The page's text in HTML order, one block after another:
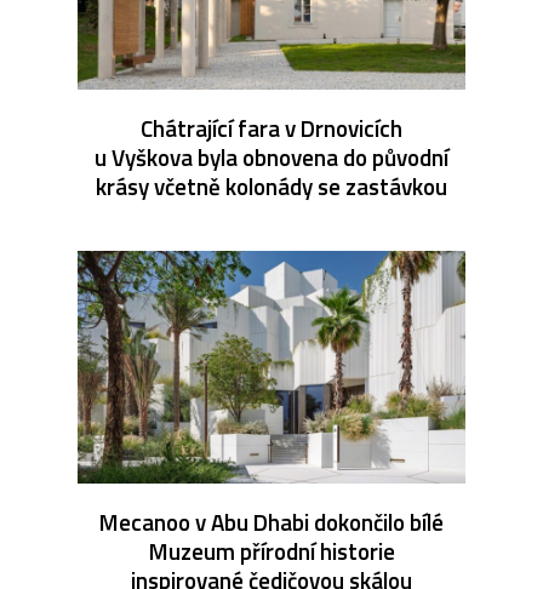
Chátrající fara v Drnovicích
u Vyškova byla obnovena do původní
krásy včetně kolonády se zastávkou
Mecanoo v Abu Dhabi dokončilo bílé
Muzeum přírodní historie
inspirované čedičovou skálou